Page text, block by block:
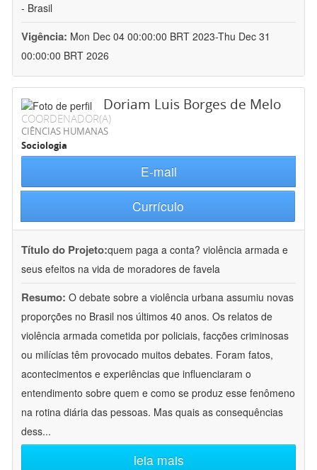
- Brasil
Vigência: Mon Dec 04 00:00:00 BRT 2023-Thu Dec 31
00:00:00 BRT 2026
Doriam Luis Borges de Melo
COORDENADOR(A)
CIÊNCIAS HUMANAS
Sociologia
E-mail
Currículo
Título do Projeto:quem paga a conta? violência armada e
seus efeitos na vida de moradores de favela
Resumo: O debate sobre a violência urbana assumiu novas
proporções no Brasil nos últimos 40 anos. Os relatos de
violência armada cometida por policiais, facções criminosas
ou milícias têm provocado muitos debates. Foram fatos,
acontecimentos e experiências que influenciaram o
entendimento sobre quem e como se produz esse fenômeno
na rotina diária das pessoas. Mas quais as consequências
dess...
leia mais